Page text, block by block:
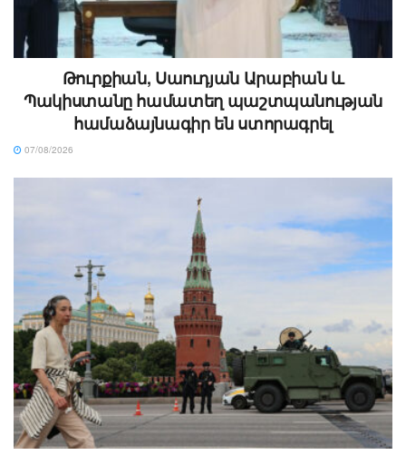
Թուրքիան, Սաուդյան Արաբիան և
Պակիստանը համատեղ պաշտպանության
համաձայնագիր են ստորագրել
07/08/2026